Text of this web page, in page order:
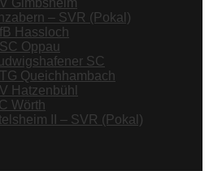
– SVR (Pokal)
Hassloch
Oppau
SC
Queichhambach
Hatzenbühl
Wörth
II – SVR (Pokal)